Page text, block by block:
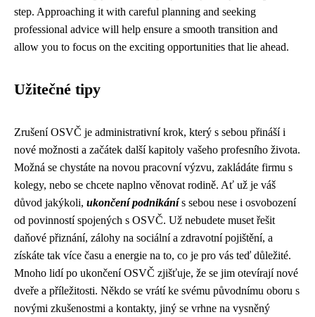
step. Approaching it with careful planning and seeking
professional advice will help ensure a smooth transition and
allow you to focus on the exciting opportunities that lie ahead.
Užitečné tipy
Zrušení OSVČ je administrativní krok, který s sebou přináší i
nové možnosti a začátek další kapitoly vašeho profesního života.
Možná se chystáte na novou pracovní výzvu, zakládáte firmu s
kolegy, nebo se chcete naplno věnovat rodině. Ať už je váš
důvod jakýkoli, ukončení podnikánís sebou nese i osvobození
od povinností spojených s OSVČ. Už nebudete muset řešit
daňové přiznání, zálohy na sociální a zdravotní pojištění, a
získáte tak více času a energie na to, co je pro vás teď důležité.
Mnoho lidí po ukončení OSVČ zjišťuje, že se jim otevírají nové
dveře a příležitosti. Někdo se vrátí ke svému původnímu oboru s
novými zkušenostmi a kontakty, jiný se vrhne na vysněný